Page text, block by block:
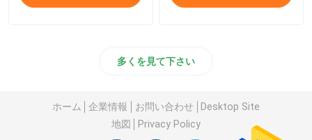
多くを見て下さい
ホーム 企業情報 お問い合わせ
Desktop Site
地図
Privacy Policy